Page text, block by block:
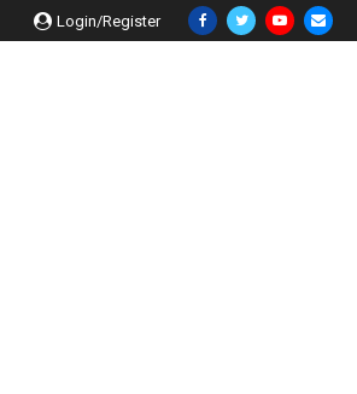
Login/Register